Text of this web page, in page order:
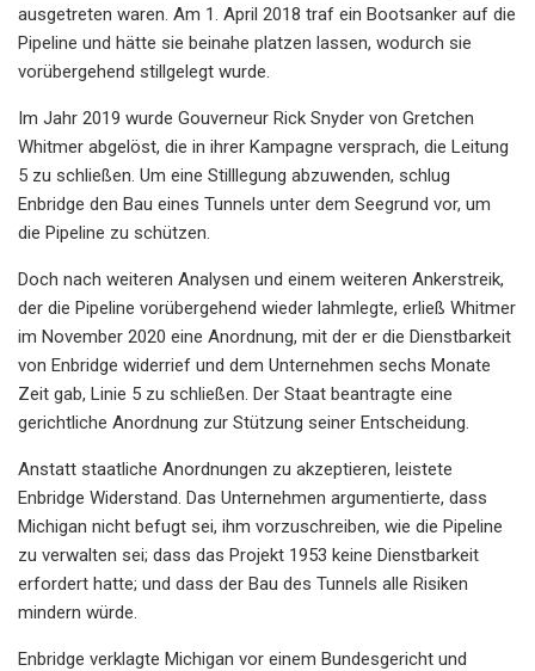
ausgetreten waren. Am 1. April 2018 traf ein Bootsanker auf die
Pipeline und hätte sie beinahe platzen lassen, wodurch sie
vorübergehend stillgelegt wurde.
Im Jahr 2019 wurde Gouverneur Rick Snyder von Gretchen
Whitmer abgelöst, die in ihrer Kampagne versprach, die Leitung
5 zu schließen. Um eine Stilllegung abzuwenden, schlug
Enbridge den Bau eines Tunnels unter dem Seegrund vor, um
die Pipeline zu schützen.
Doch nach weiteren Analysen und einem weiteren Ankerstreik,
der die Pipeline vorübergehend wieder lahmlegte, erließ Whitmer
im November 2020 eine Anordnung, mit der er die Dienstbarkeit
von Enbridge widerrief und dem Unternehmen sechs Monate
Zeit gab, Linie 5 zu schließen. Der Staat beantragte eine
gerichtliche Anordnung zur Stützung seiner Entscheidung.
Anstatt staatliche Anordnungen zu akzeptieren, leistete
Enbridge Widerstand. Das Unternehmen argumentierte, dass
Michigan nicht befugt sei, ihm vorzuschreiben, wie die Pipeline
zu verwalten sei; dass das Projekt 1953 keine Dienstbarkeit
erfordert hatte; und dass der Bau des Tunnels alle Risiken
mindern würde.
Enbridge verklagte Michigan vor einem Bundesgericht und